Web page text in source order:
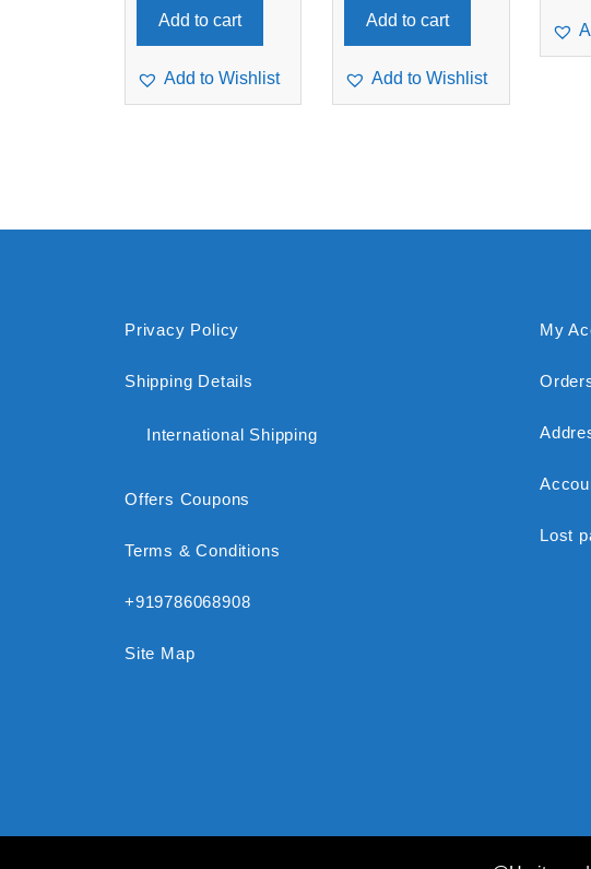
Add to cart
Add to Wishlist
Add to cart
Add to Wishlist
Privacy Policy
Shipping Details
International Shipping
Offers Coupons
Terms & Conditions
+919786068908
Site Map
My
Lost